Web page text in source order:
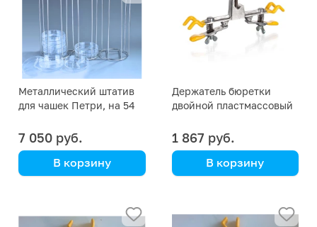
Металлический штатив
для чашек Петри, на 54
7 050 руб.
В корзину
Держатель бюретки
двойной пластмассовый
1 867 руб.
В корзину
(Кат. № 6052/396 500
001 079) (Simax)